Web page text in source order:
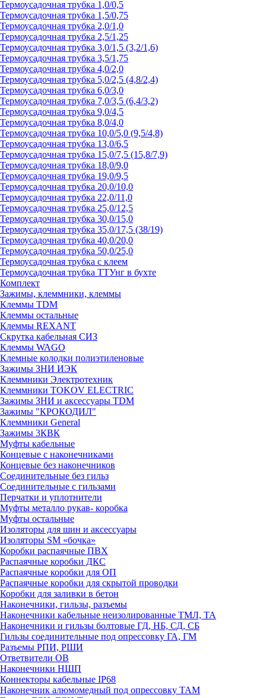
Термоусадочная трубка 1,0/0,5
Термоусадочная трубка 1,5/0,75
Термоусадочная трубка 2,0/1,0
Термоусадочная трубка 2,5/1,25
Термоусадочная трубка 3,0/1,5 (3,2/1,6)
Термоусадочная трубка 3,5/1,75
Термоусадочная трубка 4,0/2,0
Термоусадочная трубка 5,0/2,5 (4,8/2,4)
Термоусадочная трубка 6,0/3,0
Термоусадочная трубка 7,0/3,5 (6,4/3,2)
Термоусадочная трубка 9,0/4,5
Термоусадочная трубка 8,0/4,0
Термоусадочная трубка 10,0/5,0 (9,5/4,8)
Термоусадочная трубка 13,0/6,5
Термоусадочная трубка 15,0/7,5 (15,8/7,9)
Термоусадочная трубка 18,0/9,0
Термоусадочная трубка 19,0/9,5
Термоусадочная трубка 20,0/10,0
Термоусадочная трубка 22,0/11,0
Термоусадочная трубка 25,0/12,5
Термоусадочная трубка 30,0/15,0
Термоусадочная трубка 35,0/17,5 (38/19)
Термоусадочная трубка 40,0/20,0
Термоусадочная трубка 50,0/25,0
Термоусадочная трубка с клеем
Термоусадочная трубка ТТУнг в бухте
Комплект
Зажимы, клеммники, клеммы
Клеммы TDM
Клеммы остальные
Клеммы REXANT
Скрутка кабельная СИЗ
Клеммы WAGO
Клемные колодки полиэтиленовые
Зажимы ЗНИ ИЭК
Клеммники Электротехник
Клеммники TOKOV ELECTRIC
Зажимы ЗНИ и аксессуары TDM
Зажимы "КРОКОДИЛ"
Клеммники General
Зажимы 3КВК
Муфты кабельные
Концевые с наконечниками
Концевые без наконечников
Соединительные без гильз
Соединительные с гильзами
Перчатки и уплотнители
Муфты металло рукав- коробка
Муфты остальные
Изоляторы для шин и аксессуары
Изоляторы SM «бочка»
Коробки распаячные ПВХ
Распаячные коробки ДКС
Распаячные коробки для ОП
Распаячные коробки для скрытой проводки
Коробки для заливки в бетон
Наконечники, гильзы, разъемы
Наконечники кабельные неизолированные ТМЛ, ТА
Наконечники и гильзы болтовые ГД, НБ, СД, СБ
Гильзы соединительные под опрессовку ГА, ГМ
Разъемы РПИ, РШИ
Ответвители ОВ
Наконечники НШП
Коннекторы кабельные IP68
Наконечник алюмомедный под опрессовку ТАМ